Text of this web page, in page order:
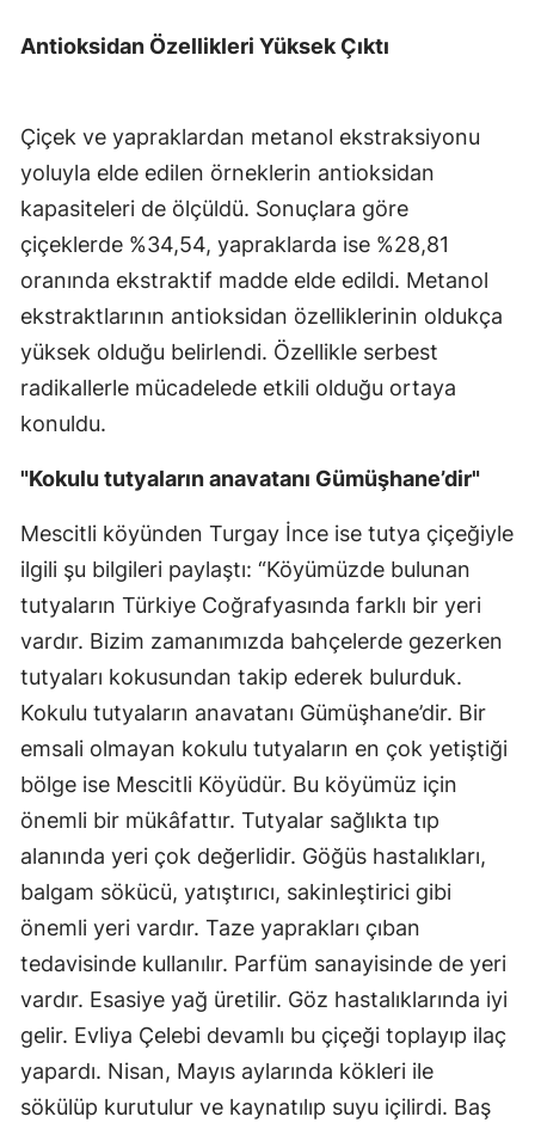
Malatya
Kahramanmaraş
Mardin
Muğla
Muş
Nevşehir
Niğde
Rize
Sakarya
Samsun
Sinop
Sivas
Tekirdağ
Tokat
Trabzon
Tunceli
Şanlıurfa
Uşak
Van
Yozgat
Antioksidan Özellikleri Yüksek Çıktı
Çiçek ve yapraklardan metanol ekstraksiyonu
yoluyla elde edilen örneklerin antioksidan
kapasiteleri de ölçüldü. Sonuçlara göre
çiçeklerde %34,54, yapraklarda ise %28,81
oranında ekstraktif madde elde edildi. Metanol
ekstraktlarının antioksidan özelliklerinin oldukça
yüksek olduğu belirlendi. Özellikle serbest
radikallerle mücadelede etkili olduğu ortaya
konuldu.
"Kokulu tutyaların anavatanı Gümüşhane’dir"
Mescitli köyünden Turgay İnce ise tutya çiçeğiyle
ilgili şu bilgileri paylaştı: “Köyümüzde bulunan
tutyaların Türkiye Coğrafyasında farklı bir yeri
vardır. Bizim zamanımızda bahçelerde gezerken
tutyaları kokusundan takip ederek bulurduk.
Kokulu tutyaların anavatanı Gümüşhane’dir. Bir
emsali olmayan kokulu tutyaların en çok yetiştiği
bölge ise Mescitli Köyüdür. Bu köyümüz için
önemli bir mükâfattır. Tutyalar sağlıkta tıp
alanında yeri çok değerlidir. Göğüs hastalıkları,
balgam sökücü, yatıştırıcı, sakinleştirici gibi
önemli yeri vardır. Taze yaprakları çıban
tedavisinde kullanılır. Parfüm sanayisinde de yeri
vardır. Esasiye yağ üretilir. Göz hastalıklarında iyi
gelir. Evliya Çelebi devamlı bu çiçeği toplayıp ilaç
yapardı. Nisan, Mayıs aylarında kökleri ile
sökülüp kurutulur ve kaynatılıp suyu içilirdi. Baş